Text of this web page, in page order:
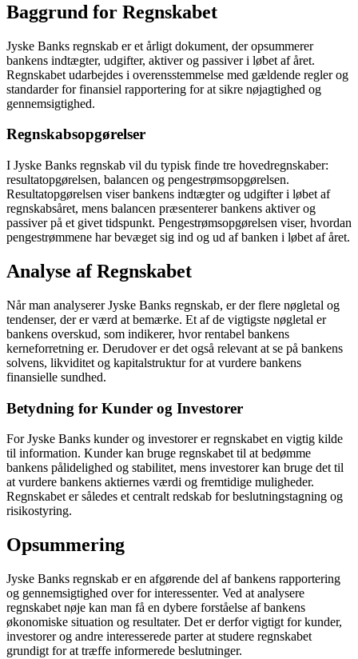
Baggrund for Regnskabet
Jyske Banks regnskab er et årligt dokument, der opsummerer
bankens indtægter, udgifter, aktiver og passiver i løbet af året.
Regnskabet udarbejdes i overensstemmelse med gældende regler og
standarder for finansiel rapportering for at sikre nøjagtighed og
gennemsigtighed.
Regnskabsopgørelser
I Jyske Banks regnskab vil du typisk finde tre hovedregnskaber:
resultatopgørelsen, balancen og pengestrømsopgørelsen.
Resultatopgørelsen viser bankens indtægter og udgifter i løbet af
regnskabsåret, mens balancen præsenterer bankens aktiver og
passiver på et givet tidspunkt. Pengestrømsopgørelsen viser, hvordan
pengestrømmene har bevæget sig ind og ud af banken i løbet af året.
Analyse af Regnskabet
Når man analyserer Jyske Banks regnskab, er der flere nøgletal og
tendenser, der er værd at bemærke. Et af de vigtigste nøgletal er
bankens overskud, som indikerer, hvor rentabel bankens
kerneforretning er. Derudover er det også relevant at se på bankens
solvens, likviditet og kapitalstruktur for at vurdere bankens
finansielle sundhed.
Betydning for Kunder og Investorer
For Jyske Banks kunder og investorer er regnskabet en vigtig kilde
til information. Kunder kan bruge regnskabet til at bedømme
bankens pålidelighed og stabilitet, mens investorer kan bruge det til
at vurdere bankens aktiernes værdi og fremtidige muligheder.
Regnskabet er således et centralt redskab for beslutningstagning og
risikostyring.
Opsummering
Jyske Banks regnskab er en afgørende del af bankens rapportering
og gennemsigtighed over for interessenter. Ved at analysere
regnskabet nøje kan man få en dybere forståelse af bankens
økonomiske situation og resultater. Det er derfor vigtigt for kunder,
investorer og andre interesserede parter at studere regnskabet
grundigt for at træffe informerede beslutninger.